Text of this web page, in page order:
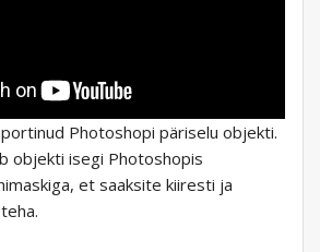
Photoshopi päriselu objekti.
objekti isegi Photoshopis
et saaksite kiiresti ja